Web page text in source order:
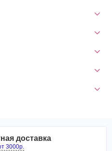
доставка
3000р.